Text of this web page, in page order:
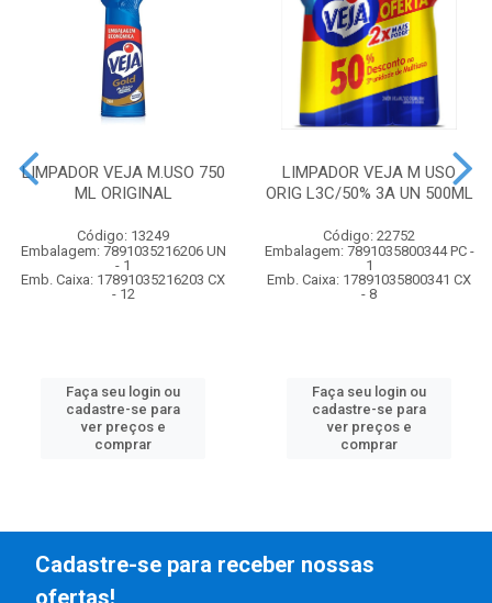
LIMPADOR VEJA M.USO 750
ML ORIGINAL
Código: 13249
Embalagem: 7891035216206 UN
- 1
Emb. Caixa: 17891035216203 CX
- 12
Faça seu login ou
cadastre-se para
ver preços e
comprar
LIMPADOR VEJA M USO
ORIG L3C/50% 3A UN 500ML
Código: 22752
Embalagem: 7891035800344 PC -
1
Emb. Caixa: 17891035800341 CX
- 8
Faça seu login ou
cadastre-se para
ver preços e
comprar
Cadastre-se para receber nossas
ofertas!